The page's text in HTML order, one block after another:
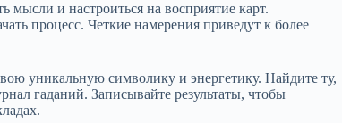
мысли и настроиться на восприятие карт.
процесс. Четкие намерения приведут к более
уникальную символику и энергетику. Найдите ту,
гаданий. Записывайте результаты, чтобы